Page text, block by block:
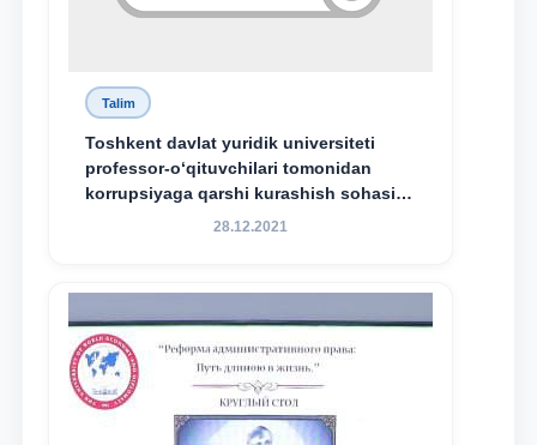
Talim
Toshkent davlat yuridik universiteti
professor-o‘qituvchilari tomonidan
korrupsiyaga qarshi kurashish sohasida
amalga oshirilayotgan islohotlar hamda
maqsadida xorijiy va mahalliy ilmiy
nashrlarda chop etilgan maqolalar
dayjesti
28.12.2021